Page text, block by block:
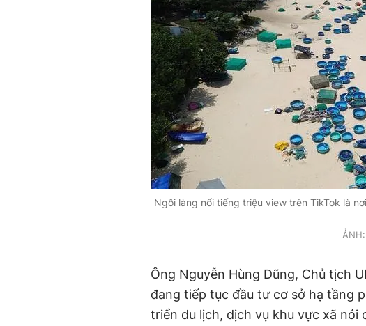
Ngôi làng nổi tiếng triệu view trên TikTok là
Ông Nguyễn Hùng Dũng, Chủ tịch
đang tiếp tục đầu tư cơ sở hạ tầng
triển du lịch, dịch vụ khu vực xã nói